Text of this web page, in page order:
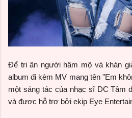
Để tri ân người hâm mộ và khán
album đi kèm MV mang tên "Em
một sáng tác của nhạc sĩ DC Tâm
và được hỗ trợ bởi ekip Eye